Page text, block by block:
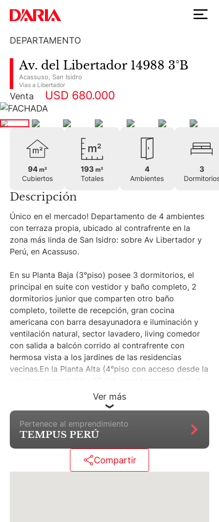
DEPARTAMENTO
Av. del Libertador 14988 3°B
Acassuso San Isidro
Vias a Libertador
Venta USD 680.000
94 m²
Cubiertos
193m²
Totales
4
Ambientes
3
Descripción
Único en el mercado! Departamento de 4 ambientes
con terraza propia, ubicado al contrafrente en la
zona más linda de San Isidro: sobre Av Libertador y
Perú, en Acassuso.
En su Planta Baja (3°piso) posee 3 dormitorios, el
principal en suite con vestidor y baño completo, 2
dormitorios junior que comparten otro baño
completo, toilette de recepción, gran cocina
americana con barra desayunadora e iluminación y
ventilación natural, sector lavadero, living comedor
con salida a balcón corrido al contrafrente con
hermosa vista a los jardines de las residencias
vecinas.En la Planta Alta (4°piso con acceso desde la
escalera general del edificio), gran terraza propia de
9,70 x 8,00 mts con parrilla propia, para que se
pueda armar a futuro un espacio para recibir gente:
sector con pérgola para comer, y sector para tomar
sol. El precio incluye 1 cochera doble cubierta en el
primer subsuelo.
Ver más
Pertenece al emprendimiento
TEMPUS PERÚ
Compartir